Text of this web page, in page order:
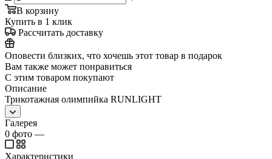
В корзину
Купить в 1 клик
Рассчитать доставку
Оповести близких, что хочешь этот товар в подарок
Вам также может понравиться
С этим товаром покупают
Описание
Трикотажная олимпийка RUNLIGHT
Галерея
0 фото —
Характеристики